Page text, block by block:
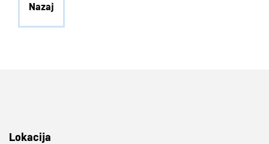
Nazaj
Lokacija